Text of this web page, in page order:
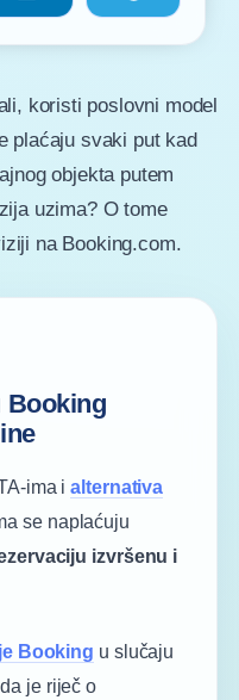
koristi poslovni model
plaćaju svaki put kad
objekta putem
uzima? O tome
na Booking.com.
Booking
ima ialternativa
se naplaćuju
izvršenu i
Booking u slučaju
je riječ o